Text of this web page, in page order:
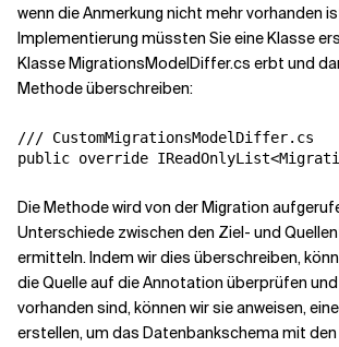
wenn die Anmerkung nicht mehr vorhanden
Implementierung müssten Sie eine Klasse
Klasse MigrationsModelDiffer.cs erbt und
Methode überschreiben:
/// CustomMigrationsModelDiffer.cs
public override
Die Methode wird von der Migration
Unterschiede zwischen den Ziel- und
ermitteln. Indem wir dies überschreiben,
die Quelle auf die Annotation überprüfen
vorhanden sind, können wir sie anweisen,
erstellen, um das Datenbankschema mit